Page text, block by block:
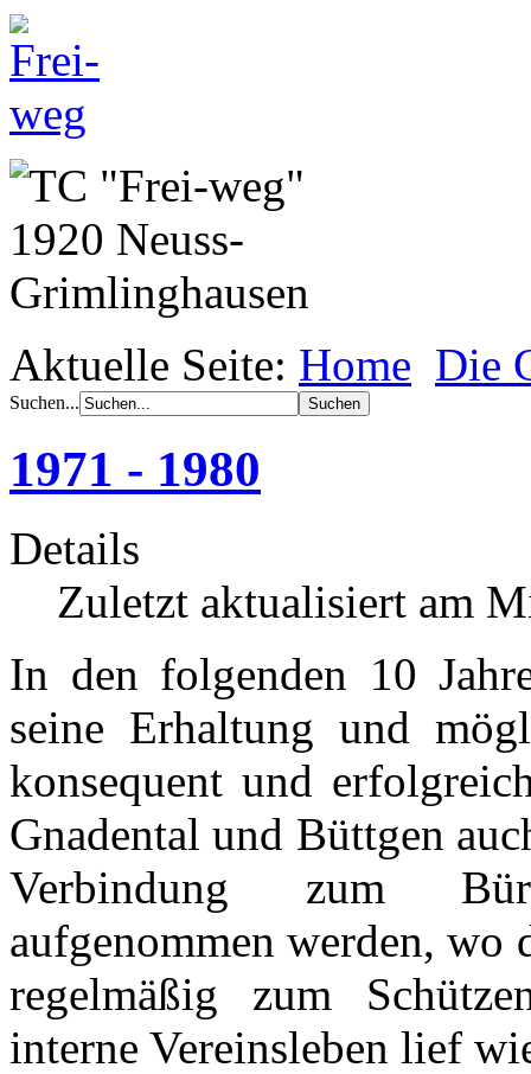
Aktuelle Seite: Home Die
Suchen...
1971 - 1980
Details
Zuletzt aktualisiert am
In den folgenden 10
seine Erhaltung und
konsequent und
Gnadental und Büttgen
Verbindung zum
aufgenommen werden, wo
regelmäßig zum
interne Vereinsleben lief